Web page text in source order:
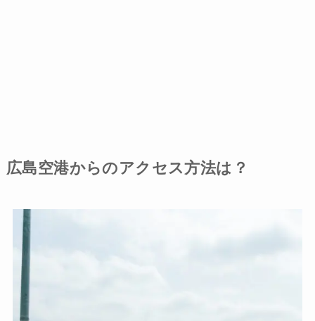
広島空港からのアクセス方法は？